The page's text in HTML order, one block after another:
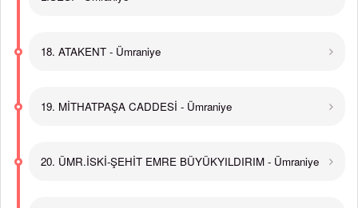
18. ATAKENT - Ümraniye
19. MİTHATPAŞA CADDESİ - Ümraniye
20. ÜMR.İSKİ-ŞEHİT EMRE BÜYÜKYILDIRIM - Ümraniye